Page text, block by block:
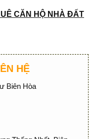
CĂN HỘ NHÀ ĐẤT
HỆ
Biên Hòa